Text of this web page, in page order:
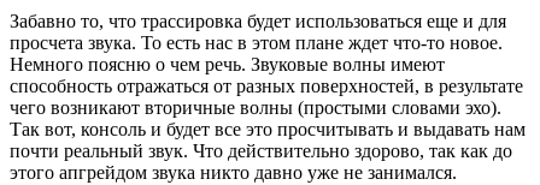
Забавно то, что трассировка будет использоваться еще и для
просчета звука. То есть нас в этом плане ждет что-то новое.
Немного поясню о чем речь. Звуковые волны имеют
способность отражаться от разных поверхностей, в результате
чего возникают вторичные волны (простыми словами эхо).
Так вот, консоль и будет все это просчитывать и выдавать нам
почти реальный звук. Что действительно здорово, так как до
этого апгрейдом звука никто давно уже не занимался.